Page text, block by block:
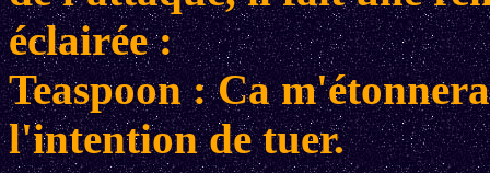
éclairée :
Teaspoon : Ca
l'intention de tuer.